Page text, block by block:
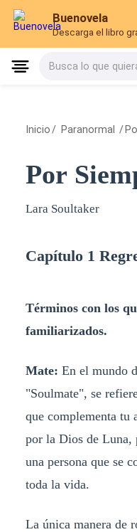
Buenovela
Descarga el libro
Busca lo que
Inicio / Paranormal /
Por
Lara Soultaker
Capítulo 1
Términos con los
familiarizados.
Mate: En el mundo
"Soulmate", se
que complementa tu
por la Dios de Luna,
una persona que se
toda la vida.
La única manera de